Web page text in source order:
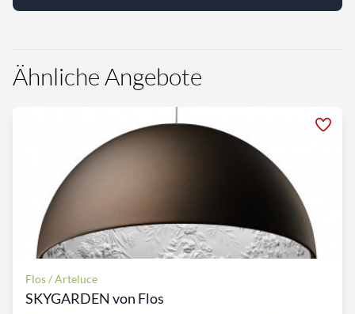
Ähnliche Angebote
Flos / Arteluce
SKYGARDEN von Flos